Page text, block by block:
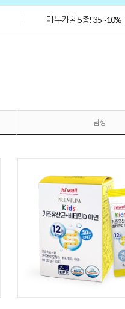
마누카꿀 5종! 35~10%
남성